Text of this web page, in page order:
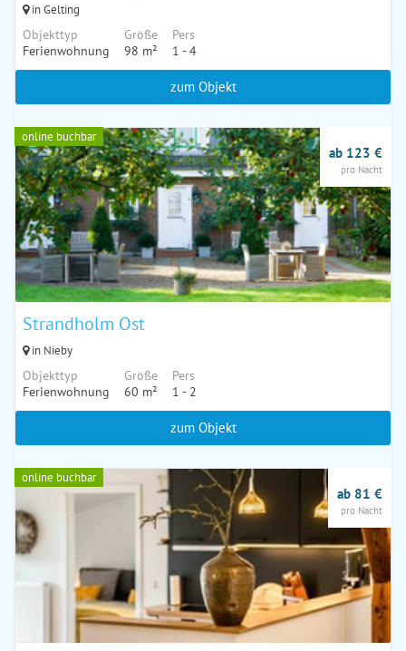
in Gelting
Objekttyp
Ferienwohnung
Größe
98 m²
Pers
1 - 4
zum Objekt
online buchbar
Strandholm Ost
in Nieby
Objekttyp
Ferienwohnung
Größe
60 m²
Pers
1 - 2
ab 123 €
pro Nacht
zum Objekt
online buchbar
ab 81 €
pro Nacht